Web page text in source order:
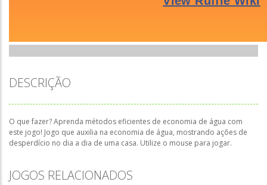
DESCRIÇÃO
O que fazer? Aprenda métodos eficientes de economia de água com
este jogo! Jogo que auxilia na economia de água, mostrando ações de
desperdício no dia a dia de uma casa. Utilize o mouse para jogar.
JOGOS RELACIONADOS